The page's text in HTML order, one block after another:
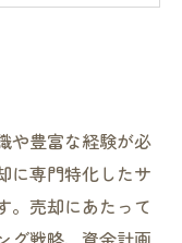
や豊富な経験が必
に専門特化したサ
。売却にあたって